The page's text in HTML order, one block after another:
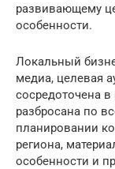
развивающему
особенности.
Локальный
медиа, целевая
сосредоточена
разбросана по
планировании
региона,
особенности и